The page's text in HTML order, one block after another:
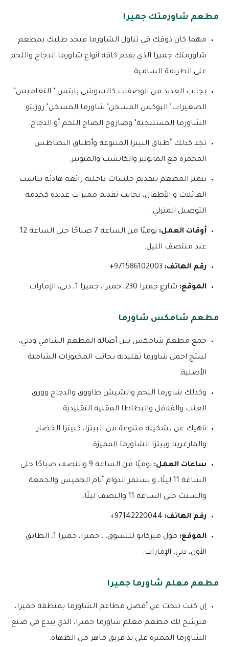
مطعم شاورمتك جميرا
مهما كان ذوقك في تناول الشاورما فتجد طلبك بمطعم
شاورمتك جميرا الذي يقدم كافة أنواع شاورما الدجاج واللحم
على الطريقة الشامية.
بجانب العديد من الوصفات كالسوشي بايتس ’ التغاميس’
الصغيرات’ البوكس المسخن’ شاورما المسخن’ روزيتو
الشاورما المستنجبة’ وصاروخ الصاج اللحم أو الدجاج,
تجد كذلك أطباق البيتزا المتنوعة وأطباق البطاطس
المحمرة مع المايونيز والكاتشب والميونيز.
يتميز المطعم بتقديم جلسات داخلية رائعة هادئة تناسب
العائلات و الأطفال، بجانب تقديم مميزات عديدة كخدمة
التوصيل المنزلي.
أوقات العمل:
يوميًا من الساعة 7 صباحًا حتى الساعة 12
عند منتصف الليل.
رقم الهاتف:
الموقع: شارع جميرا 230، جميرا، جميرا 1، دبي، الإمارات.
مطعم شامكس شاورما
جمع مطعم شامكس بين أصالة المطعم الشامي ودبي،
لينتج اجمل شاورما تقليدية بجانب المخبوزات الشامية
الأصلية.
وكذلك شاورما اللحم والشيش طاووق والدجاج وورق
العنب والفلافل والبطاطا المقلية التقليدية.
ناهيك عن تشكيلة متنوعة من البيتزا، كبيتزا الخضار
والمارغريتا وبيتزا الشاورما المميزة.
ساعات العمل:
يوميًا من الساعة 9 والنصف صباحًا حتى
الساعة 11 ليلًا، و يستمر الدوام أيام الخميس والجمعة
والسبت حتى الساعة 11 والنصف ليلًا.
رقم الهاتف:
الموقع:
مول ميركاتو للتسوق، ، جميرا، جميرا 1، الطابق
الأول، دبي، الإمارات.
مطعم معلم شاورما جميرا
إن كنت تبحث عن أفضل مطاعم الشاورما بمنطقة جميرا،
فنرشح لك مطعم معلم شاورما جميرا، الذي يبدع في صنع
الشاورما المميزة على يد فريق ماهر من الطهاة.